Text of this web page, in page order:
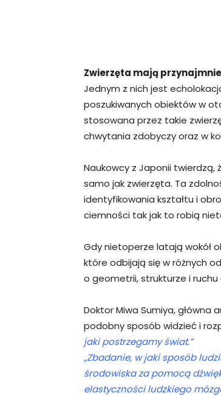
Zwierzęta mają
Jednym z nich jest
poszukiwanych obiektów w
stosowana przez takie
chwytania zdobyczy oraz w
Naukowcy z Japonii
samo jak zwierzęta. Ta
identyfikowania kształtu i
ciemności tak jak to robią
Gdy nietoperze latają wokół
które odbijają się w różnych
o geometrii, strukturze i ruchu
Doktor Miwa Sumiya, główna
podobny sposób widzieć i
jaki postrzegamy świat.”
„Zbadanie, w jaki sposób
środowiska za pomocą
elastyczności ludzkiego